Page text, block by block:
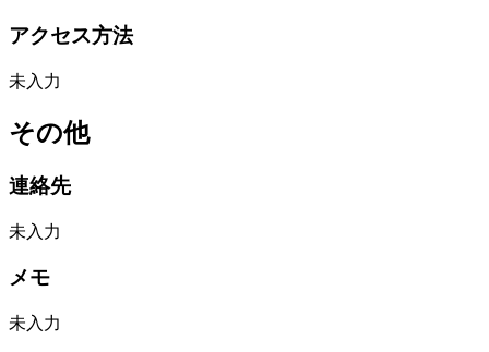
アクセス方法
未入力
その他
連絡先
未入力
メモ
未入力